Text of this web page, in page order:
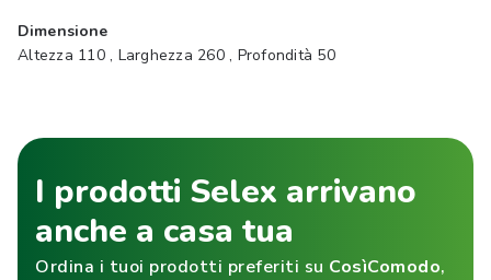
Dimensione
Altezza 110 , Larghezza 260 , Profondità 50
I prodotti Selex arrivano
anche a casa tua
Ordina i tuoi prodotti preferiti su CosìComodo,